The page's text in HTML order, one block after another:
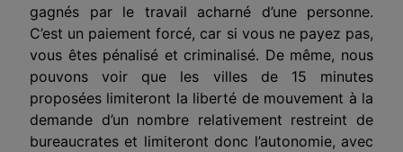
gagnés par le travail acharné d’une personne.
C’est un paiement forcé, car si vous ne payez pas,
vous êtes pénalisé et criminalisé. De même, nous
pouvons voir que les villes de 15 minutes
proposées limiteront la liberté de mouvement à la
demande d’un nombre relativement restreint de
bureaucrates et limiteront donc l’autonomie, avec